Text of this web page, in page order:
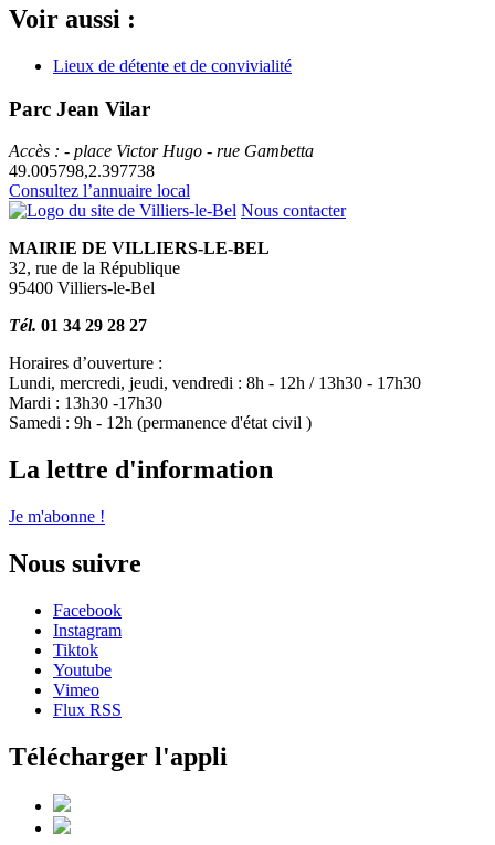
Voir aussi :
Lieux de détente et de convivialité
Parc Jean Vilar
Accès : - place Victor Hugo - rue Gambetta
49.005798,2.397738
Consultez l’annuaire local
Nous contacter
MAIRIE DE VILLIERS-LE-BEL
32, rue de la République
95400 Villiers-le-Bel
Tél. 01 34 29 28 27
Horaires d’ouverture :
Lundi, mercredi, jeudi, vendredi : 8h - 12h / 13h30 - 17h30
Mardi : 13h30 -17h30
Samedi : 9h - 12h (permanence d'état civil )
La lettre d'information
Je m'abonne !
Nous suivre
Facebook
Instagram
Tiktok
Youtube
Vimeo
Flux RSS
Télécharger l'appli